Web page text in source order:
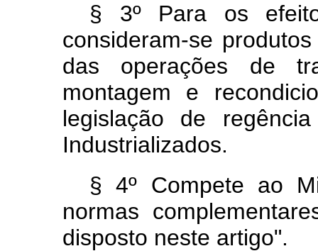
§ 3º Para os
consideram-se
das operações de
montagem e
legislação de
Industrializados.
§ 4º Compete ao
normas
disposto neste artigo".